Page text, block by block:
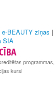
e-BEAUTY ziņas |
SIA
kursi